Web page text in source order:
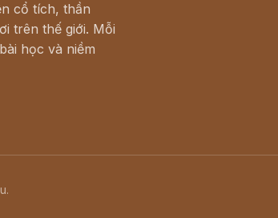
cổ tích, thần
trên thế giới. Mỗi
học và niềm